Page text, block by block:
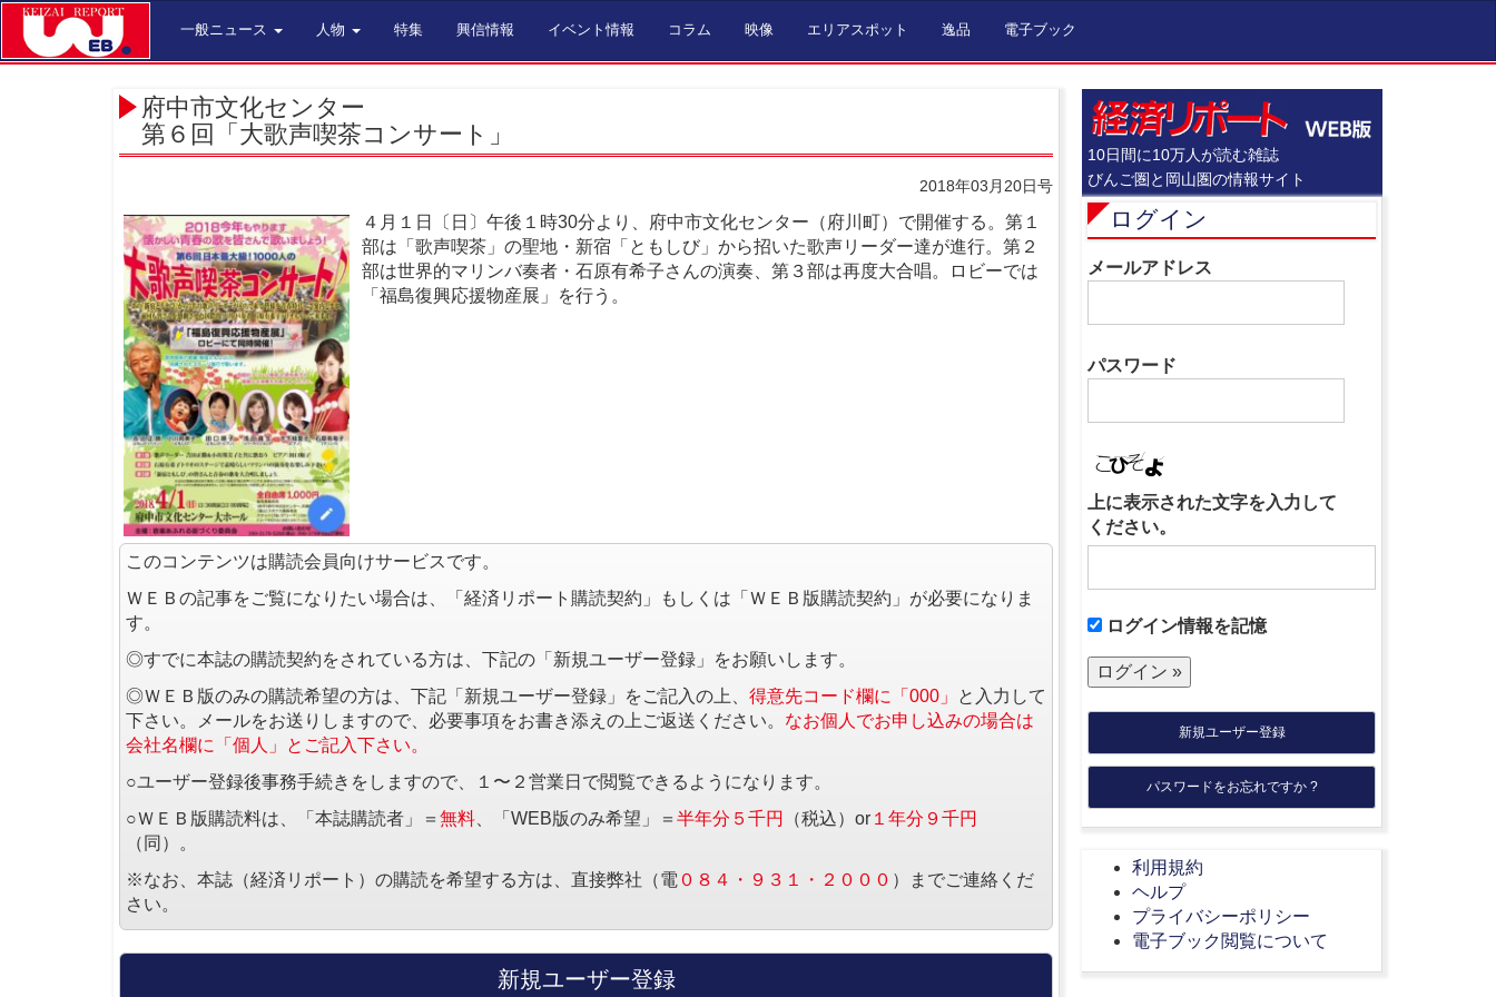
一般ニュース 人物 特集 興信情報 イベント情報 コラム 映像 エリアスポット 逸品 電子ブック
府中市文化センター
第６回「大歌声喫茶コンサート」
2018年03月20日号
４月１日〔日〕午後１時30分より、府中市文化センター（府川町）で開催する。第１
部は「歌声喫茶」の聖地・新宿「ともしび」から招いた歌声リーダー達が進行。第２
部は世界的マリンバ奏者・石原有希子さんの演奏、第３部は再度大合唱。ロビーでは
「福島復興応援物産展」を行う。
このコンテンツは購読会員向けサービスです。
ＷＥＢの記事をご覧になりたい場合は、「経済リポート購読契約」もしくは「ＷＥＢ版購読契約」が必要になりま
す。
◎すでに本誌の購読契約をされている方は、下記の「新規ユーザー登録」をお願いします。
◎ＷＥＢ版のみの購読希望の方は、下記「新規ユーザー登録」をご記入の上、 得意先コード欄に「000」
と入力して
下さい。メールをお送りしますので、必要事項をお書き添えの上ご返送ください。 なお個人でお申し込みの場合は
会社名欄に「個人」とご記入下さい。
○ユーザー登録後事務手続きをしますので、１〜２営業日で閲覧できるようになります。
○ＷＥＢ版購読料は、「本誌購読者」＝ 無料 、「WEB版のみ希望」＝ 半年分５千円 （税込）or １年分９千円
（同）。
※なお、本誌（経済リポート）の購読を希望する方は、直接弊社（電 ０８４・９３１・２０００ ）までご連絡くだ
さい。
新規ユーザー登録
10日間に10万人が読む雑誌
びんご圏と岡山圏の情報サイト
ログイン
メールアドレス
パスワード
上に表示された文字を入力して
ください。
ログイン情報を記憶
新規ユーザー登録
パスワードをお忘れですか ?
利用規約
ヘルプ
プライバシーポリシー
電子ブック閲覧について